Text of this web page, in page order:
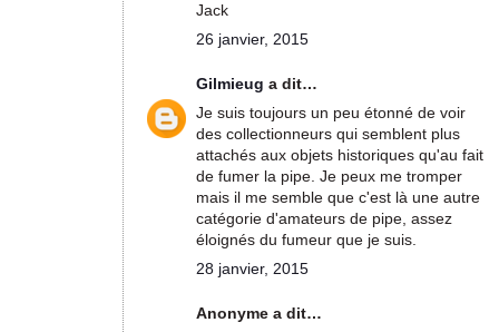
Jack
26 janvier, 2015
Gilmieug a dit…
Je suis toujours un peu étonné de voir
des collectionneurs qui semblent plus
attachés aux objets historiques qu'au fait
de fumer la pipe. Je peux me tromper
mais il me semble que c'est là une autre
catégorie d'amateurs de pipe, assez
éloignés du fumeur que je suis.
28 janvier, 2015
Anonyme a dit…